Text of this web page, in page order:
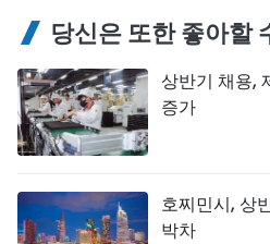
당신은 또한 좋아할
상반기 채용,
증가
호찌민시, 상
박차